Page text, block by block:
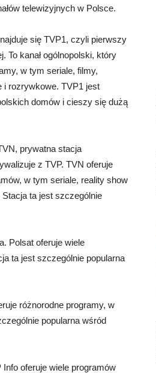
telewizyjnych w Polsce.
się TVP1, czyli pierwszy
To kanał ogólnopolski, który
w tym seriale, filmy,
i rozrywkowe. TVP1 jest
domów i cieszy się dużą
prywatna stacja
z TVP. TVN oferuje
w tym seriale, reality show
ta jest szczególnie
Polsat oferuje wiele
ta jest szczególnie popularna
różnorodne programy, w
popularna wśród
oferuje wiele programów